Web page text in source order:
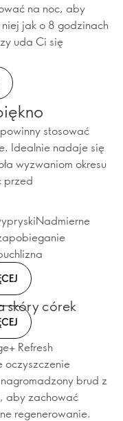
na noc, aby
jak o 8 godzinach
uda Ci się
stosować
Idealnie nadaje się
wyzwaniom okresu
przed
skóry córek
Refresh
oczyszczenie
brud z
aby zachować
regenerowanie.